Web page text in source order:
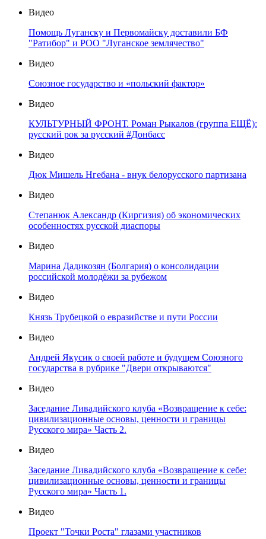
Видео
Помощь Луганску и Первомайску доставили БФ
"Ратибор" и РОО "Луганское землячество"
Видео
Союзное государство и «польский фактор»
Видео
КУЛЬТУРНЫЙ ФРОНТ. Роман Рыкалов (группа ЕЩЁ):
русский рок за русский #Донбасс
Видео
Дюк Мишель Нгебана - внук белорусского партизана
Видео
Степанюк Александр (Киргизия) об экономических
особенностях русской диаспоры
Видео
Марина Дадикозян (Болгария) о консолидации
российской молодёжи за рубежом
Видео
Князь Трубецкой о евразийстве и пути России
Видео
Андрей Якусик о своей работе и будущем Союзного
государства в рубрике "Двери открываются"
Видео
Заседание Ливадийского клуба «Возвращение к себе:
цивилизационные основы, ценности и границы
Русского мира» Часть 2.
Видео
Заседание Ливадийского клуба «Возвращение к себе:
цивилизационные основы, ценности и границы
Русского мира» Часть 1.
Видео
Проект "Точки Роста" глазами участников